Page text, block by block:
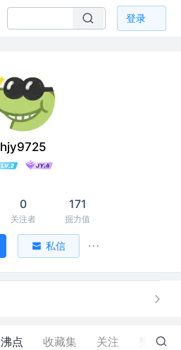
登录
hjy9725
0
关注者
171
掘力值
私信
沸点 收藏集 关注 0